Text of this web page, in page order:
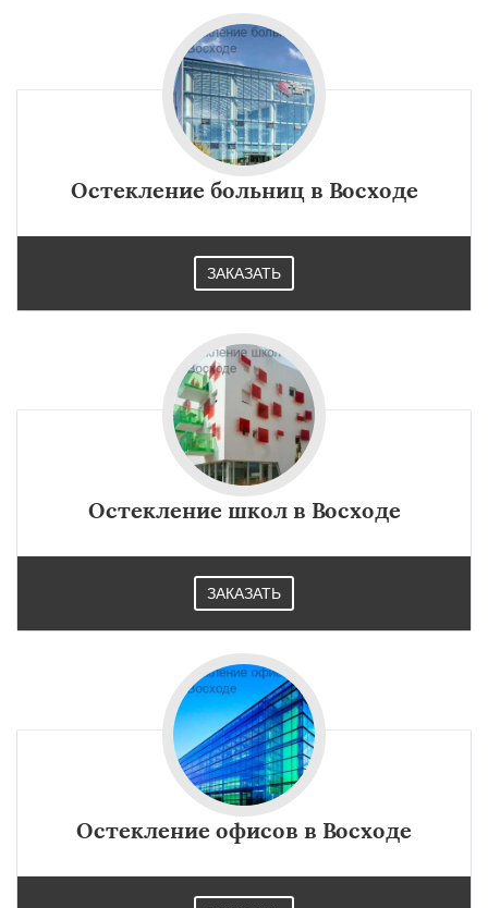
Остекление больниц в Восходе
ЗАКАЗАТЬ
Остекление школ в Восходе
ЗАКАЗАТЬ
Остекление офисов в Восходе